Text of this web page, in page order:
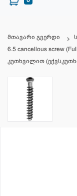
მთავარი გვერდი
6.5 cancellous screw
კუთხვილით